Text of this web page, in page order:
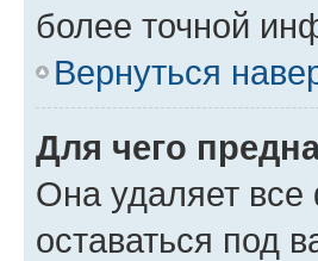
более точной
Вернуться
Для чего
Она удаляет
оставаться под